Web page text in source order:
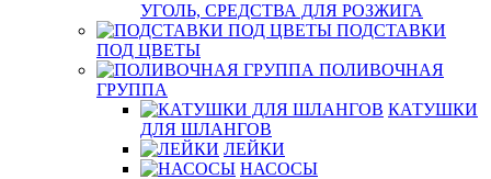
УГОЛЬ, СРЕДСТВА ДЛЯ РОЗЖИГА
ПОДСТАВКИ
ПОД ЦВЕТЫ
ПОЛИВОЧНАЯ
ГРУППА
КАТУШКИ
ДЛЯ ШЛАНГОВ
ЛЕЙКИ
НАСОСЫ